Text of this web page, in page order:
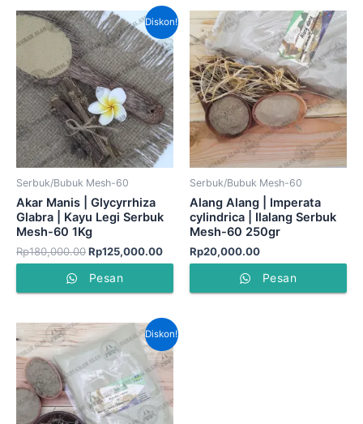
Diskon!
Serbuk/Bubuk Mesh-60
Akar Manis | Glycyrrhiza
Glabra | Kayu Legi Serbuk
Mesh-60 1Kg
Rp180,000.00
Harga
aslinya
adalah:
Rp180,000.00.
Rp125,000.00
Harga
saat
ini
adalah:
Rp125,000.00.
Pesan
Serbuk/Bubuk Mesh-60
Alang Alang | Imperata
cylindrica | Ilalang Serbuk
Mesh-60 250gr
Rp20,000.00
Pesan
Diskon!
Harga
aslinya
adalah:
Rp80,000.00.
Harga
saat
ini
adalah:
Rp50,000.00.